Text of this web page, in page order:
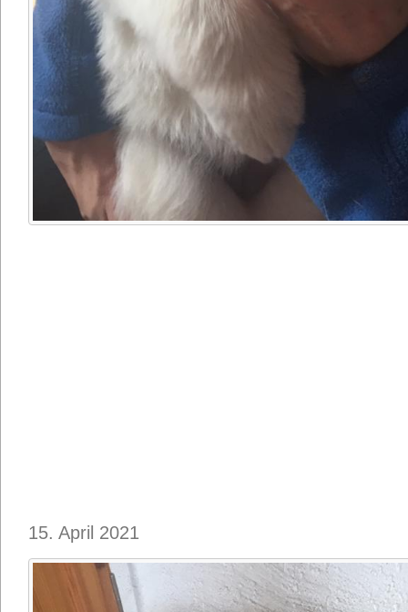
15. April 2021